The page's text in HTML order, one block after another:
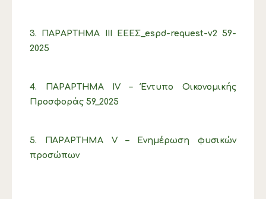
3. ΠΑΡΑΡΤΗΜΑ ΙIΙ ΕΕΕΣ_espd-request-v2 59-
2025
4. ΠΑΡΑΡΤΗΜΑ ΙV – Έντυπο Οικονομικής
Προσφοράς 59_2025
5. ΠΑΡΑΡΤΗΜΑ V – Ενημέρωση φυσικών
προσώπων